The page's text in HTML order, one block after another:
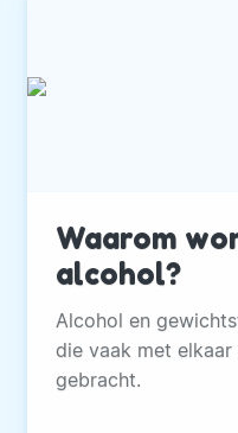
Waarom
alcohol?
Alcohol en
die vaak met
gebracht.